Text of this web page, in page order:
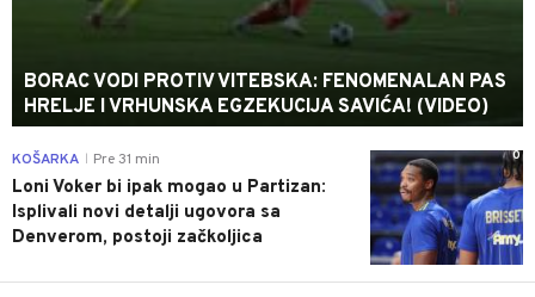
BORAC VODI PROTIV VITEBSKA: FENOMENALAN PAS
HRELJE I VRHUNSKA EGZEKUCIJA SAVIĆA! (VIDEO)
0
KOŠARKA Pre 31 min
Loni Voker bi ipak mogao u Partizan:
Isplivali novi detalji ugovora sa
Denverom, postoji začkoljica